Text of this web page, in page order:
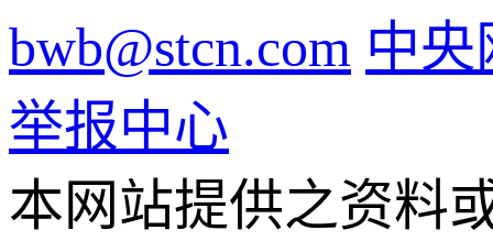
bwb@stcn.com 中
举报中心
本网站提供之资料